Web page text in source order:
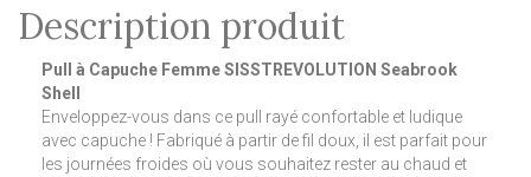
Description produit
Pull à Capuche Femme SISSTREVOLUTION Seabrook
Shell
Enveloppez-vous dans ce pull rayé confortable et ludique
avec capuche ! Fabriqué à partir de fil doux, il est parfait pour
les journées froides où vous souhaitez rester au chaud et